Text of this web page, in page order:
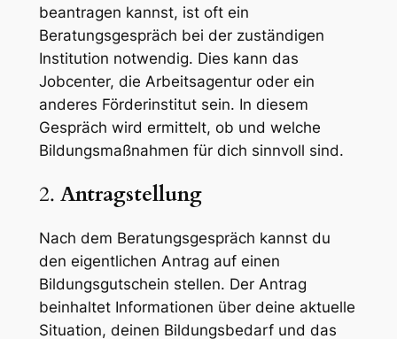
beantragen kannst, ist oft ein
Beratungsgespräch bei der zuständigen
Institution notwendig. Dies kann das
Jobcenter, die Arbeitsagentur oder ein
anderes Förderinstitut sein. In diesem
Gespräch wird ermittelt, ob und welche
Bildungsmaßnahmen für dich sinnvoll sind.
2. Antragstellung
Nach dem Beratungsgespräch kannst du
den eigentlichen Antrag auf einen
Bildungsgutschein stellen. Der Antrag
beinhaltet Informationen über deine aktuelle
Situation, deinen Bildungsbedarf und das